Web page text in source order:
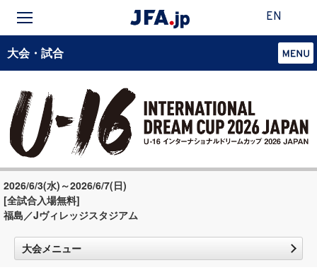
EN
大会・試合
2026/6/3(水)～2026/6/7(日)
[全試合入場無料]
福島／Jヴィレッジスタジアム
大会メニュー